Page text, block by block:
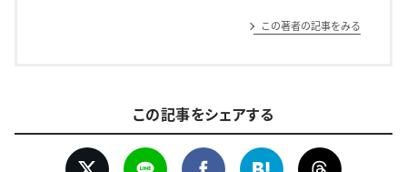
この著者の記事をみる
この記事をシェアする